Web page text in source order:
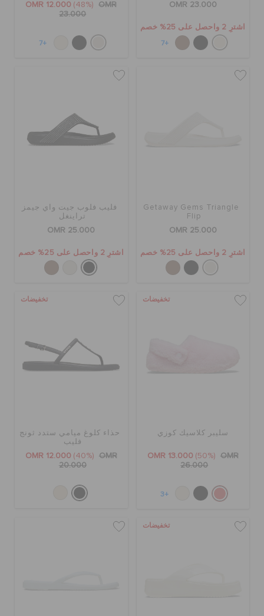
OMR 23.000
اشترِ 2 واحصل على 25% خصم
+7
OMR 12.000 (48%)
OMR
23.000
+7
Getaway Gems Triangle
Flip
OMR 25.000
اشترِ 2 واحصل على 25% خصم
فليب فلوب جيت واي جيمز
تراينغل
OMR 25.000
اشترِ 2 واحصل على 25% خصم
تخفيضات
سليبر كلاسيك كوزي
OMR 13.000 (50%)
OMR
26.000
+3
تخفيضات
حذاء كلوغ ميامي ستدد ثونج
فليب
OMR 12.000 (40%)
OMR
20.000
تخفيضات